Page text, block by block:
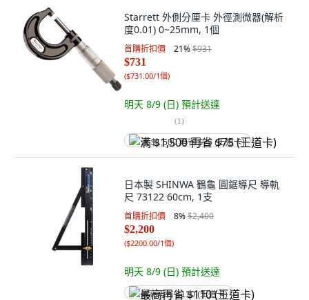
Starrett 外側分厘卡 外徑測微器(解析
度0.01) 0~25mm, 1個
首購折扣價 21%$931
$731
($731.00/1個)
明天 8/9 (日) 預計送達
(1)
满 $1,500 再省 $75 (王道卡)
日本製 SHINWA 鶴龜 圓鋸導尺 導軌
尺 73122 60cm, 1支
首購折扣價 8%$2,400
$2,200
($2200.00/1個)
明天 8/9 (日) 預計送達
最高再省 $110 (王道卡)